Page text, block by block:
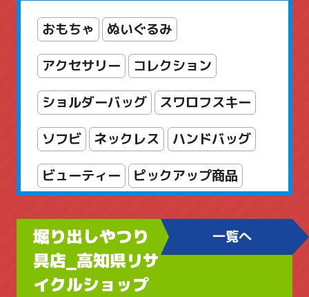
おもちゃ ぬいぐるみ
アクセサリー コレクション
ショルダーバッグ スワロフスキー
ソフビ ネックレス ハンドバッグ
ビューティー ピックアップ商品
ブローチ ヘルスケア
レディースアクセサリー
堀り出しやつり
具店_高知県リサ
イクルショップ
一覧へ